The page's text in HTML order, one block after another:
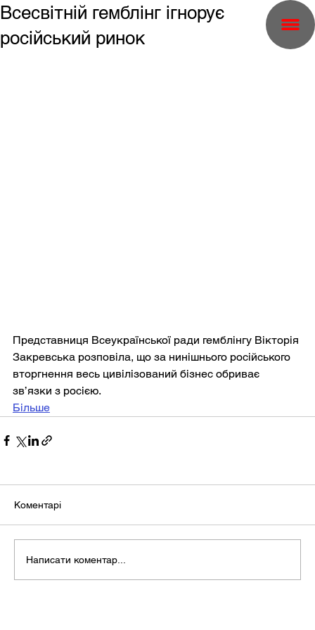
Всесвітній гемблінг ігнорує
російський ринок
Представниця Всеукраїнської ради гемблінгу Вікторія
Закревська розповіла, що за нинішнього російського
вторгнення весь цивілізований бізнес обриває
зв’язки з росією.
Більше
Коментарі
Написати коментар...